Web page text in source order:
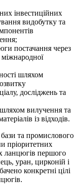
інвестиційних
видобутку та
постачання через
міжнародної
шляхом
досліджень та
вилучення та
із відходів.
бази та промислового
пріоритетних
ланцюгів першого
уран, цирконій і
конкретні цілі